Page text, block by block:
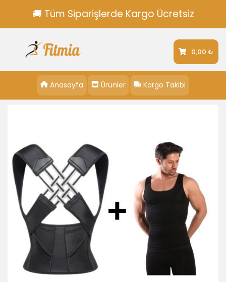
🚚 Tüm Siparişlerde Kargo Ücretsiz
0,00 ₺
Anasayfa Ürünler Kargo Takibi